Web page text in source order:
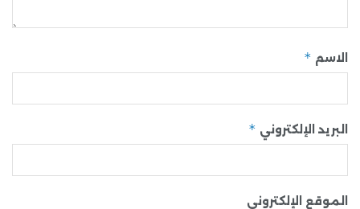
الاسم *
البريد الإلكتروني *
الموقع الإلكتروني